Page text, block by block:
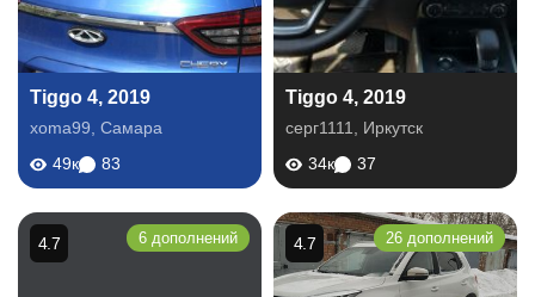
Tiggo 4, 2019
xoma99 Самара
49к
83
Tiggo 4, 2019
серг1111
Иркутск
34к
37
4.7 6 дополнений 4.7 26 дополнений